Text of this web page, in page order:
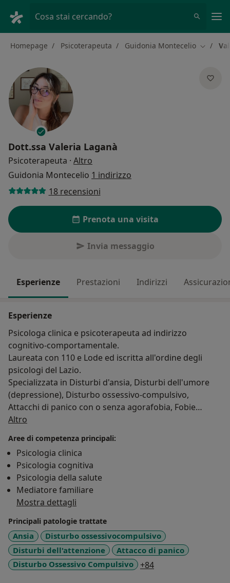
Cosa stai cercando?
Homepage Psicoterapeuta Guidonia Montecelio Cambia
Dott.ssa Valeria Laganà
Psicoterapeuta · Altro
Guidonia Montecelio 1 indirizzo
18 recensioni
Prenota una visita
Invia messaggio
Esperienze Prestazioni Indirizzi
Esperienze
Psicologa clinica e psicoterapeuta ad indirizzo
cognitivo-comportamentale.
Laureata con 110 e Lode ed iscritta all'ordine degli
psicologi del Lazio.
Specializzata in Disturbi d'ansia, Disturbi dell'umore
(depressione), Disturbo ossessivo-compulsivo,
Attacchi di panico con o senza agorafobia, Fobie
specifiche, Disturbi del comportamento alimentare,
personalità.
Sempre attenta alle esigenze del paziente in un clima
di cooperatività ed accoglienza. Lavoro presso il centro
studi Kairos e online.
Per informazioni ed appuntamenti contattarmi al
numero 351 8653244
Altro
Aree di competenza principali:
Psicologia clinica
Psicologia cognitiva
Psicologia della salute
Mediatore familiare
Mostra dettagli
Principali patologie trattate
Ansia
Disturbo ossessivocompulsivo
Disturbi dell'attenzione
Attacco di panico
Disturbo Ossessivo Compulsivo
+84